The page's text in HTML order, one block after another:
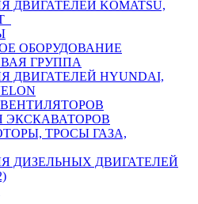
ДВИГАТЕЛЕЙ KOMATSU,
ОБОРУДОВАНИЕ
ГРУППА
ДВИГАТЕЛЕЙ HYUNDAI,
ЭКСКАВАТОРОВ
ТРОСЫ ГАЗА,
ДИЗЕЛЬНЫХ ДВИГАТЕЛЕЙ